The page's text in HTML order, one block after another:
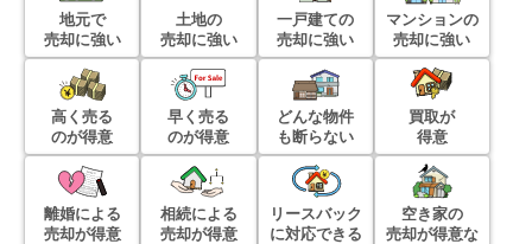
地元で
売却に強い
土地の
売却に強い
一戸建ての
売却に強い
マンションの
売却に強い
高く売る
のが得意
早く売る
のが得意
どんな物件
も断らない
買取が
得意
離婚による
売却が得意
相続による
売却が得意
リースバック
に対応できる
空き家の
売却が得意な